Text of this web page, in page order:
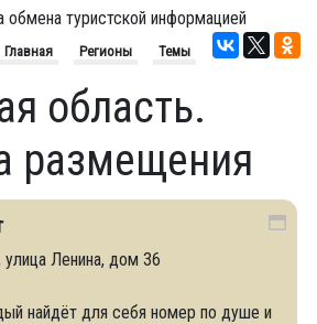
обмена туристской информацией
Главная Регионы Темы
область.
размещения
Ленина, дом 36
найдёт для себя номер по душе и